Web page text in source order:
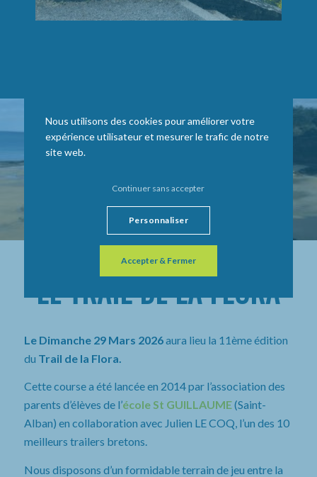
LE TRAIL DE LA FLORA
Le Dimanche 29 Mars 2026aura lieu la 11ème édition
du Trail de la Flora.
Cette course a été lancée en 2014 par l’association des
parents d’élèves de l’école St GUILLAUME(Saint-
Alban) en collaboration avec Julien LE COQ, l’un des 10
meilleurs trailers bretons.
Nous disposons d’un formidable terrain de jeu entre la
Nous utilisons des cookies pour améliorer votre
expérience utilisateur et mesurer le trafic de notre
site web.
Accepter & Fermer
Continuer sans accepter
Personnaliser